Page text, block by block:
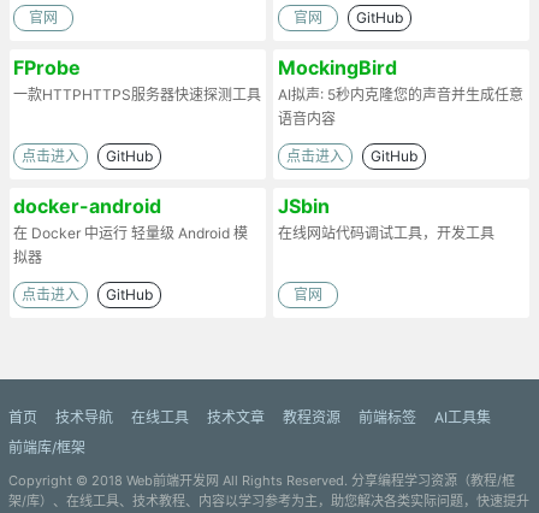
官网 官网 GitHub
FProbe
一款HTTPHTTPS服务器快速探测工具
点击进入 GitHub
MockingBird
AI拟声: 5秒内克隆您的声音并生成任意
语音内容
点击进入 GitHub
docker-android
在 Docker 中运行 轻量级 Android 模
拟器
点击进入 GitHub
JSbin
在线网站代码调试工具，开发工具
官网
首页 技术导航 在线工具 技术文章 教程资源 前端标签
AI工具集
前端库/框架